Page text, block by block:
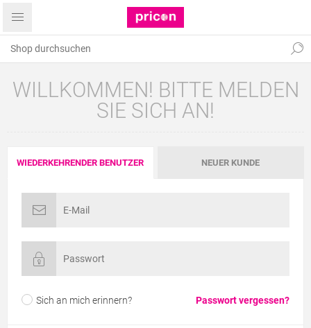
WILLKOMMEN! BITTE MELDEN
SIE SICH AN!
WIEDERKEHRENDER BENUTZER NEUER KUNDE
Sich an mich erinnern? Passwort vergessen?